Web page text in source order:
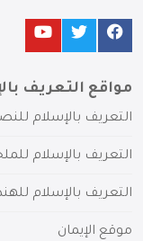
مواقع التعريف
التعريف بالإسلام
التعريف بالإسلام
التعريف بالإسلام
موقع الإيمان